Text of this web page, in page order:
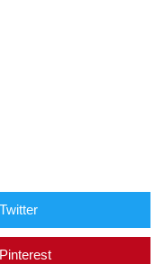
Twitter
Pinterest